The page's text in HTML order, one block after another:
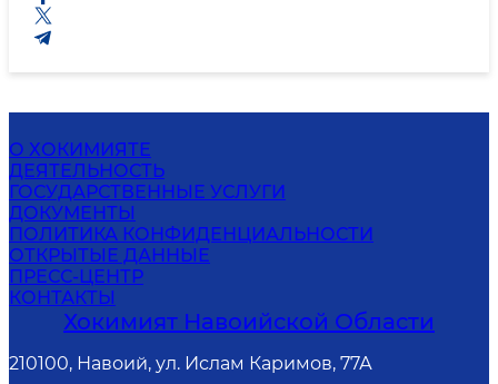
О ХОКИМИЯТЕ
ДЕЯТЕЛЬНОСТЬ
ГОСУДАРСТВЕННЫЕ УСЛУГИ
ДОКУМЕНТЫ
ПОЛИТИКА КОНФИДЕНЦИАЛЬНОСТИ
ОТКРЫТЫЕ ДАННЫЕ
ПРЕСС-ЦЕНТР
КОНТАКТЫ
Хокимият Навоийской Области
210100, Навоий, ул. Ислам Каримов, 77А